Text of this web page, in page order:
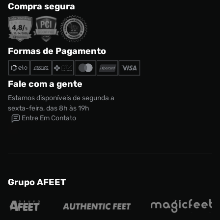
Compra segura
Formas de Pagamento
Fale com a gente
Estamos disponíveis de segunda a
sexta-feira, das 8h às 19h
Entre Em Contato
Grupo AFEET